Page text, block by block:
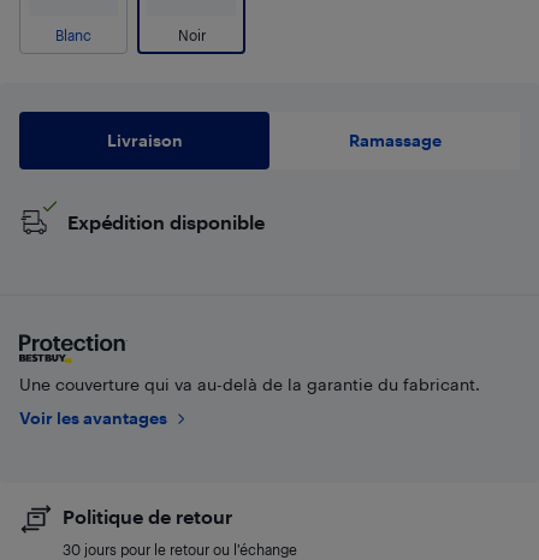
Blanc Noir
Livraison Ramassage
Expédition disponible
Une couverture qui va au-delà de la garantie du fabricant.
Voir les avantages
Politique de retour
30 jours pour le retour ou l’échange